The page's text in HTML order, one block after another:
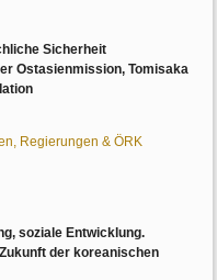
Sicherheit
Ostasienmission, Tomisaka
Regierungen & ÖRK
soziale Entwicklung.
der koreanischen